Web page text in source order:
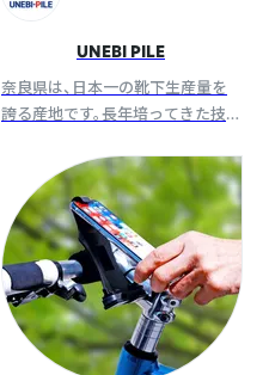
UNEBI PILE
奈良県は、日本一の靴下生産量を
誇る産地です。長年培ってきた技
はこれからも奈良から“心地よ
さ”を届け続けます。